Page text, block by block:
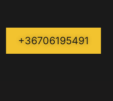
+36706195491